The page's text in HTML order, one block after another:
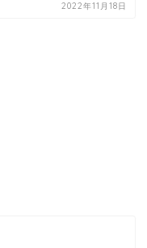
2022年11月18日